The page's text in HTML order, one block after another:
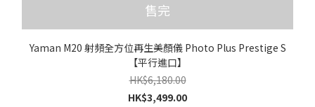
售完
Yaman M20 射頻全方位再生美顏儀 Photo Plus Prestige S
【平行進口】
HK$6,180.00
HK$3,499.00